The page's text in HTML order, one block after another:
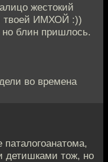
жестокий
твоей ИМХОЙ :))
но блин пришлось.
во времена
детишками тож, но